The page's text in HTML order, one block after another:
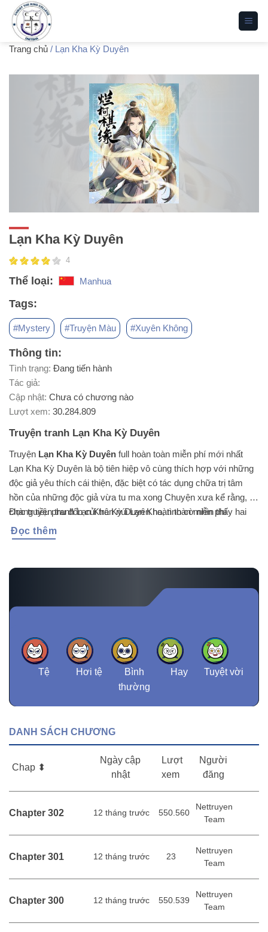
qua
dungTrang chủ / Lạn Kha Kỳ Duyên
Lạn Kha Kỳ Duyên
4
Thể loại: Manhua
Tags:
#Mystery #Truyện Màu #Xuyên Không
Thông tin:
Tình trạng: Đang tiến hành
Tác giả:
Cập nhật: Chưa có chương nào
Lượt xem: 30.284.809
Truyện tranh Lạn Kha Kỳ Duyên
Truyện Lạn Kha Kỳ Duyên full hoàn toàn miễn phí mới nhất
Lạn Kha Kỳ Duyên là bộ tiên hiệp vô cùng thích hợp với những
độc giả yêu thích cái thiện, đặc biệt có tác dụng chữa trị tâm
hồn của những độc giả vừa tu ma xong Chuyện xưa kể rằng, có
chàng tiều phu đốn củi trên núi Lạn Kha, tình cờ nhìn thấy hai
ông lão đang đánh cờ. Chàng say mê đứng xem cả buổi trời,
đến khi được một ông lão nhắc nhở chàng mới quay trở về
lúc đã mất sáu mươi năm… Đây chính là sự tích về bàn cờ Lạn
Đọc truyện tranh Lạn Kha Kỳ Duyên hoàn toàn miễn phí
Đọc thêm
Tệ Hơi tệ
Bình
thường
Hay Tuyệt vời
DANH SÁCH CHƯƠNG
Chap ⬍
Ngày cập
nhật
Lượt
xem
Người
đăng
Chapter 302 12 tháng trước 550.560
Nettruyen
Team
Chapter 301 12 tháng trước 23
Nettruyen
Team
Chapter 300 12 tháng trước 550.539
Nettruyen
Team